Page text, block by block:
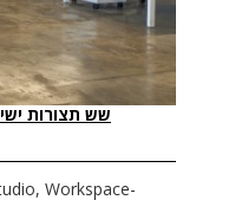
Workspace-
שש תצורות